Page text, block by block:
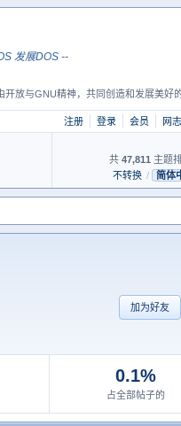
发展DOS --
放与GNU精神，共同创造和发展美好
注册 登录 会员 网志
共 47,811 主题
不转换 / 简体
加为好友
0.1%
占全部帖子的